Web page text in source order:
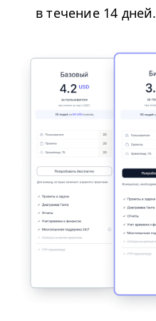
в течение 14 дней.